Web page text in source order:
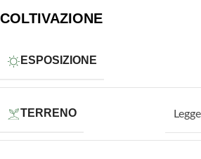
COLTIVAZIONE
ESPOSIZIONE
TERRENO